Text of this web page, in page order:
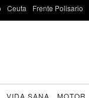
Ceuta Frente Polisario
VIDA SANA MOTOR